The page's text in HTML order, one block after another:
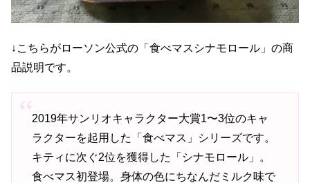
↓こちらがローソン公式の「食べマスシナモロール」の商
品説明です。
2019年サンリオキャラクター大賞1〜3位のキャ
ラクターを起用した「食べマス」シリーズです。
キティに次ぐ2位を獲得した「シナモロール」。
食べマス初登場。身体の色にちなんだミルク味で